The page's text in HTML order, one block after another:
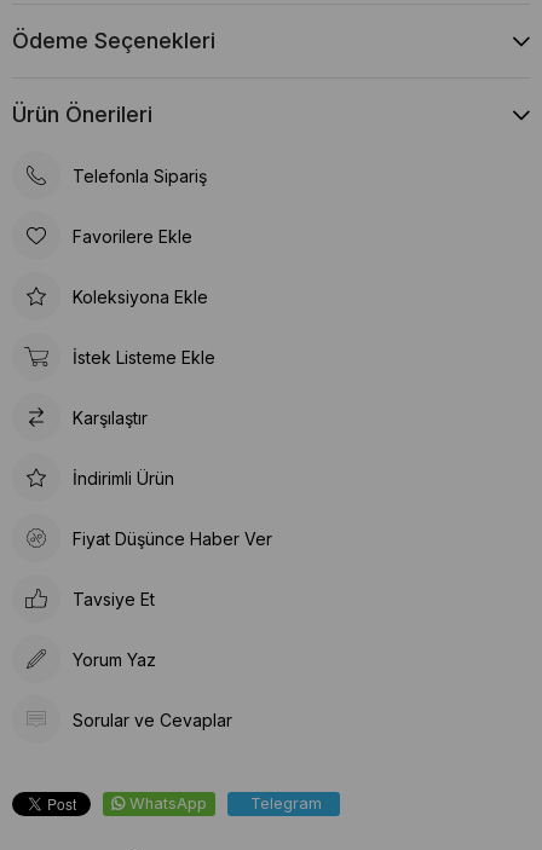
Ödeme Seçenekleri
Ürün Önerileri
Telefonla Sipariş
Favorilere Ekle
Koleksiyona Ekle
İstek Listeme Ekle
Karşılaştır
İndirimli Ürün
Fiyat Düşünce Haber Ver
Tavsiye Et
Yorum Yaz
Sorular ve Cevaplar
WhatsApp Telegram